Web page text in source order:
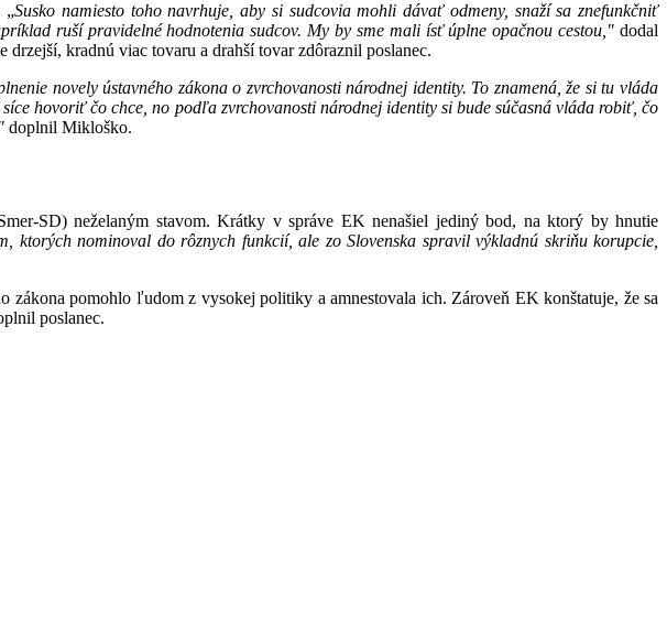
„Susko namiesto toho navrhuje, aby si sudcovia mohli dávať odmeny, snaží sa znefunkčniť
ruší pravidelné hodnotenia sudcov. My by sme mali ísť úplne opačnou cestou," dodal
kradnú viac tovaru a drahší tovar zdôraznil poslanec.
novely ústavného zákona o zvrchovanosti národnej identity. To znamená, že si tu vláda
hovoriť čo chce, no podľa zvrchovanosti národnej identity si bude súčasná vláda robiť, čo
doplnil Mikloško.
SD) neželaným stavom. Krátky v správe EK nenašiel jediný bod, na ktorý by hnutie
ktorých nominoval do rôznych funkcií, ale zo Slovenska spravil výkladnú skriňu korupcie,
pomohlo ľudom z vysokej politiky a amnestovala ich. Zároveň EK konštatuje, že sa
poslanec.